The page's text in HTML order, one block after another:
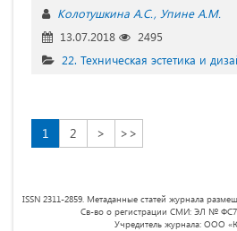
Колотушкина А.С.
Упине А.М.
13.07.2018
2495
22. Техническая эстетика и
1 2 > >>
ISSN 2311-2859. Метаданные статей журнала
Св-во о регистрации СМИ: ЭЛ №
Учредитель журнала: ООО